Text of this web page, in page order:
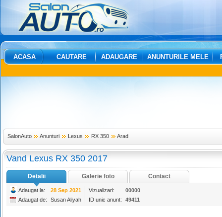
ACASA CAUTARE ADAUGARE ANUNTURILE MELE
SalonAuto Anunturi Lexus RX 350 Arad
Vand Lexus RX 350 2017
Detalii Galerie foto Contact
Adaugat la: 28 Sep 2021 Vizualizari:
00000
Adaugat de:
Susan Aliyah ID unic anunt: 49411